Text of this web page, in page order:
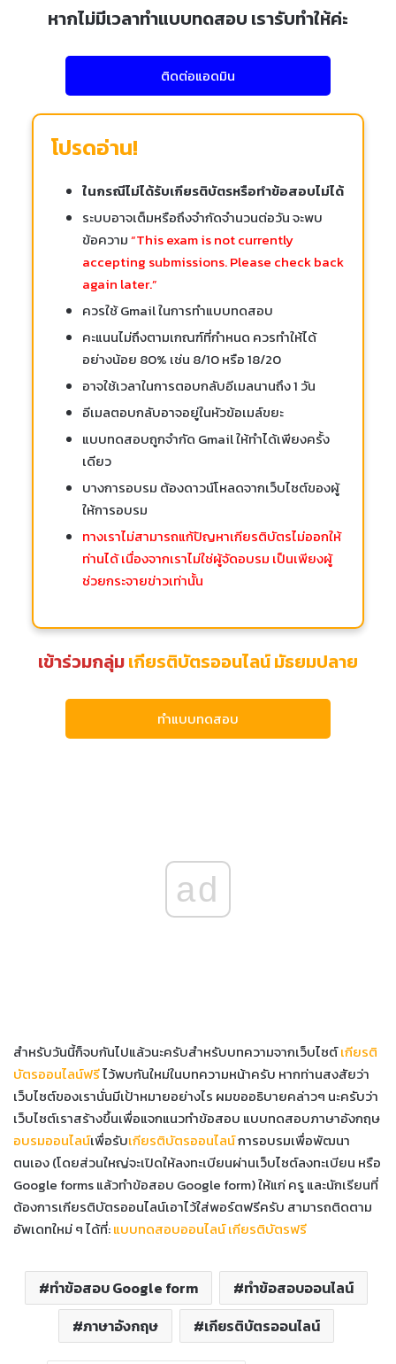
หากไม่มีเวลาทำแบบทดสอบ เรารับทำให้ค่ะ
ติดต่อแอดมิน
โปรดอ่าน!
ในกรณีไม่ได้รับเกียรติบัตรหรือทำข้อสอบไม่ได้
ระบบอาจเต็มหรือถึงจำกัดจำนวนต่อวัน จะพบ
ข้อความ“This exam is not currently
accepting submissions. Please check back
again later.”
ควรใช้ Gmail ในการทำแบบทดสอบ
คะแนนไม่ถึงตามเกณฑ์ที่กำหนด ควรทำให้ได้
อย่างน้อย 80% เช่น 8/10 หรือ 18/20
อาจใช้เวลาในการตอบกลับอีเมลนานถึง 1 วัน
อีเมลตอบกลับอาจอยู่ในหัวข้อเมล์ขยะ
แบบทดสอบถูกจำกัด Gmail ให้ทำได้เพียงครั้ง
เดียว
บางการอบรม ต้องดาวน์โหลดจากเว็บไซต์ของผู้
ให้การอบรม
ทางเราไม่สามารถแก้ปัญหาเกียรติบัตรไม่ออกให้
ท่านได้ เนื่องจากเราไม่ใช่ผู้จัดอบรม เป็นเพียงผู้
ช่วยกระจายข่าวเท่านั้น
เข้าร่วมกลุ่มเกียรติบัตรออนไลน์ มัธยมปลาย
ทำแบบทดสอบ
ad
สำหรับวันนี้ก็จบกันไปแล้วนะครับสำหรับบทความจากเว็บไซต์เกียรติ
บัตรออนไลน์ฟรีไว้พบกันใหม่ในบทความหน้าครับ หากท่านสงสัยว่า
เว็บไซต์ของเรานั่นมีเป้าหมายอย่างไร ผมขออธิบายคล่าวๆ นะครับว่า
เว็บไซต์เราสร้างขึ้นเพื่อแจกแนวทำข้อสอบ แบบทดสอบภาษาอังกฤษ
อบรมออนไลน์เพื่อรับเกียรติบัตรออนไลน์การอบรมเพื่อพัฒนา
ตนเอง (โดยส่วนใหญ่จะเปิดให้ลงทะเบียนผ่านเว็บไซต์ลงทะเบียน หรือ
Google forms แล้วทำข้อสอบ Google form) ให้แก่ ครู และนักเรียนที่
ต้องการเกียรติบัตรออนไลน์เอาไว้ใส่พอร์ตฟรีครับ สามารถติดตาม
อัพเดทใหม่ ๆ ได้ที่:แบบทดสอบออนไลน์ เกียรติบัตรฟรี
ทำข้อสอบ Google form
ทำข้อสอบออนไลน์
ภาษาอังกฤษ
เกียรติบัตรออนไลน์